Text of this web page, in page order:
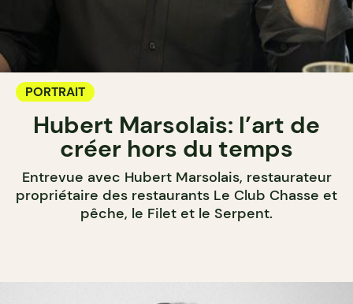
PORTRAIT
Hubert Marsolais: l’art de
créer hors du temps
Entrevue avec Hubert Marsolais, restaurateur
propriétaire des restaurants Le Club Chasse et
pêche, le Filet et le Serpent.